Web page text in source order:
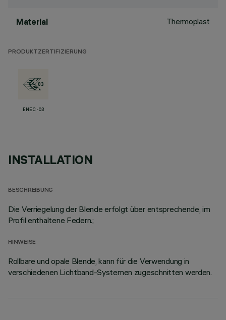
Material Thermoplast
PRODUKTZERTIFIZIERUNG
ENEC-03
INSTALLATION
BESCHREIBUNG
Die Verriegelung der Blende erfolgt über entsprechende, im
Profil enthaltene Federn.;
HINWEISE
Rollbare und opale Blende, kann für die Verwendung in
verschiedenen Lichtband-Systemen zugeschnitten werden.